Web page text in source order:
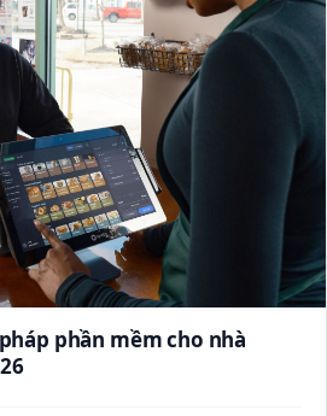
pháp phần mềm cho nhà